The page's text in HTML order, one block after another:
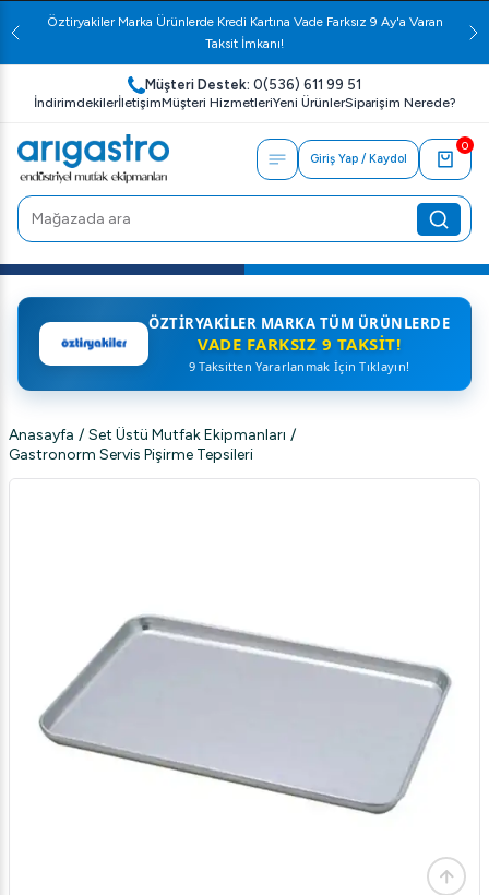
Öztiryakiler Marka Ürünlerde Kredi Kartına Vade Farksız 9 Ay'a Varan
Taksit İmkanı!
Müşteri Destek: 0(536) 611 99 51
İndirimdekilerİletişimMüşteri HizmetleriYeni ÜrünlerSiparişim Nerede?
Giriş Yap / Kaydol
0
ÖZTIRYAKILER MARKA TÜM ÜRÜNLERDE
VADE FARKSIZ 9 TAKSIT!
9 Taksitten Yararlanmak İçin Tıklayın!
Anasayfa / Set Üstü Mutfak Ekipmanları /
Gastronorm Servis Pişirme Tepsileri